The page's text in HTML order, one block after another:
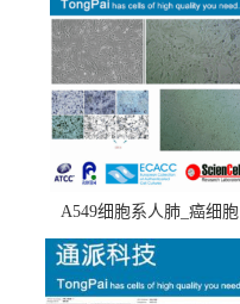
A549细胞系人肺_癌细胞
(A549细胞)